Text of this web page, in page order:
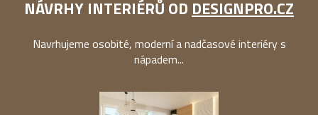
NÁVRHY INTERIÉRŮ OD DESIGNPRO.CZ
Navrhujeme osobité, moderní a nadčasové interiéry s
nápadem...